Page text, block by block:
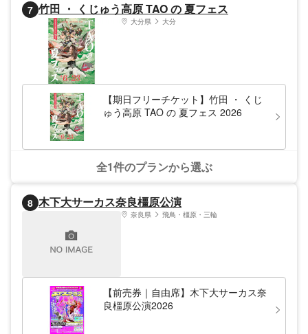
7 竹田 ・ くじゅう高原 TAO の 夏フェス
大分県 大分
【期日フリーチケット】竹田 ・ くじ
ゅう高原 TAO の 夏フェス 2026
全1件のプランから選ぶ
8 木下大サーカス奈良橿原公演
奈良県 飛鳥・橿原・三輪
【前売券｜自由席】木下大サーカス奈
良橿原公演2026